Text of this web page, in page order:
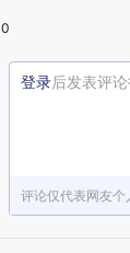
0
登录后发表评
评论仅代表网友个